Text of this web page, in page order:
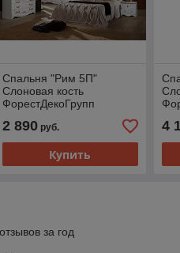
Спальня "Рим 5П"
Слоновая кость
ФорестДекоГрупп
2 890руб.
Купить
4
за год